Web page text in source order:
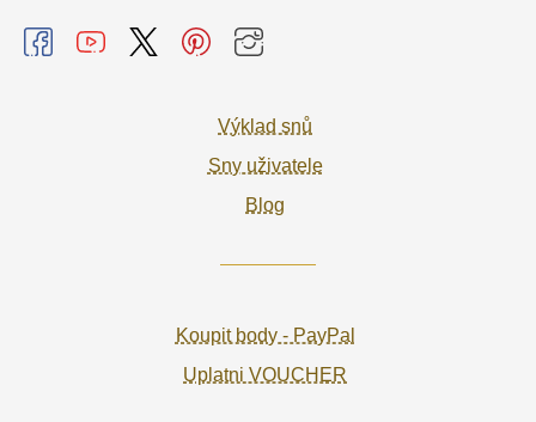
Výklad snů
Sny uživatele
Blog
Koupit body - PayPal
Uplatni VOUCHER